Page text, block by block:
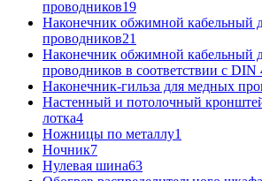
проводников19
Наконечник обжимной кабельный
проводников21
Наконечник обжимной кабельный
проводников в соответствии с DIN
Наконечник-гильза для медных
Настенный и потолочный
лотка4
Ножницы по металлу1
Ночник7
Нулевая шина63